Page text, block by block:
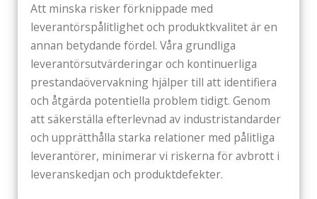
Att minska risker förknippade med
leverantörspålitlighet och produktkvalitet är en
annan betydande fördel. Våra grundliga
leverantörsutvärderingar och kontinuerliga
prestandaövervakning hjälper till att identifiera
och åtgärda potentiella problem tidigt. Genom
att säkerställa efterlevnad av industristandarder
och upprätthålla starka relationer med pålitliga
leverantörer, minimerar vi riskerna för avbrott i
leveranskedjan och produktdefekter.